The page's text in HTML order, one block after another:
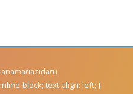
block; text-align: left; }